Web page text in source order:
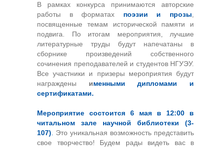
В рамках конкурса принимаются авторские
работы в форматах поэзии и прозы
посвященные темам исторической памяти и
подвига. По итогам мероприятия, лучшие
литературные труды будут напечатаны в
сборнике произведений собственного
сочинения преподавателей и студентов НГУЭУ.
Все участники и призеры мероприятия будут
награждены именными дипломами и
сертификатами.
Мероприятие состоится 6 мая в 12:00 в
читальном зале научной библиотеки (3-
107)
Это уникальная возможность представить
свое творчество! Будем рады видеть вас в